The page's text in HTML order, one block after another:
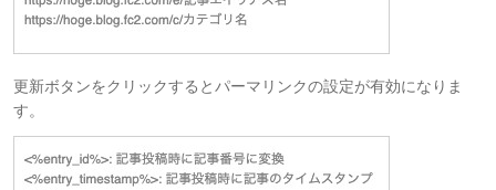
更新ボタンをクリックするとパーマリンクの設定が有効になりま
す。